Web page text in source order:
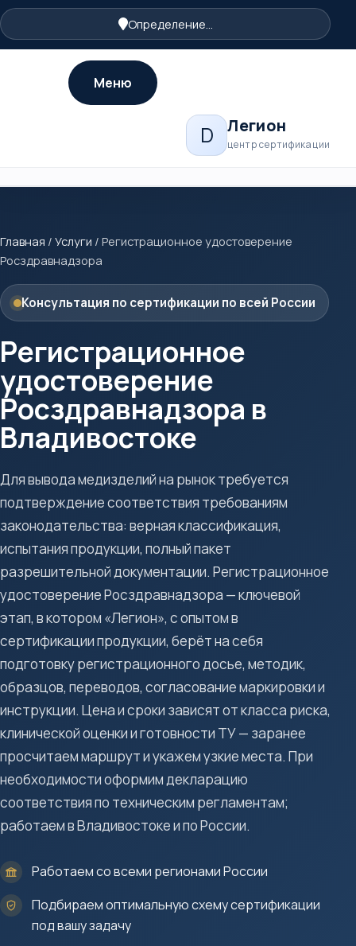
Определение...
D Легион
центр сертификации
Меню
Главная / Услуги / Регистрационное удостоверение
Росздравнадзора
Консультация по сертификации по всей России
Регистрационное
удостоверение
Росздравнадзора в
Владивостоке
Для вывода медизделий на рынок требуется
подтверждение соответствия требованиям
законодательства: верная классификация,
испытания продукции, полный пакет
разрешительной документации. Регистрационное
удостоверение Росздравнадзора — ключевой
этап, в котором «Легион», с опытом в
сертификации продукции, берёт на себя
подготовку регистрационного досье, методик,
образцов, переводов, согласование маркировки и
инструкции. Цена и сроки зависят от класса риска,
клинической оценки и готовности ТУ — заранее
просчитаем маршрут и укажем узкие места. При
необходимости оформим декларацию
соответствия по техническим регламентам;
работаем в Владивостоке и по России.
Работаем со всеми регионами России
Подбираем оптимальную схему сертификации
под вашу задачу